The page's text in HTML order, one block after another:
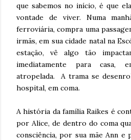
que sabemos no início, é que
vontade de viver. Numa
ferroviária, compra uma
irmãs, em sua cidade natal na
estação, vê algo tão
imediatamente para casa,
atropelada. A trama se
hospital, em coma.
A história da família Raikes é
por Alice, de dentro do coma
consciência, por sua mãe Ann e